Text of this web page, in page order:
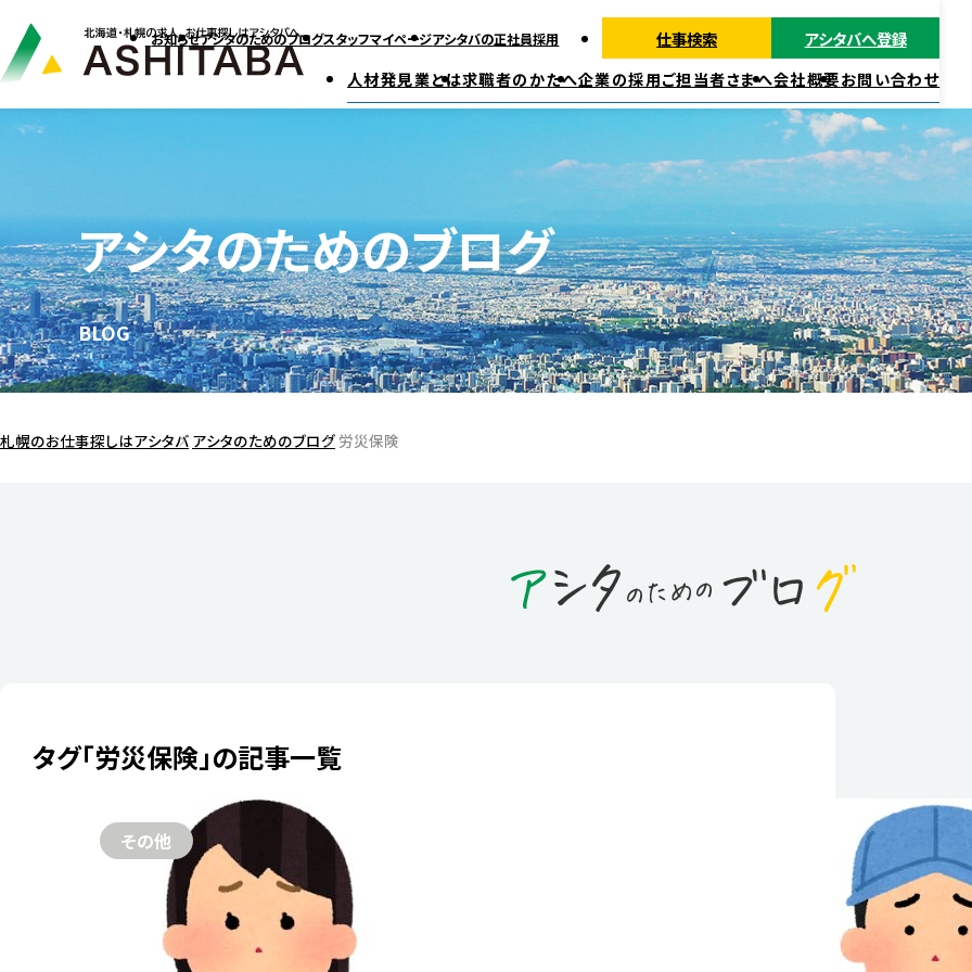
お知らせアシタのためのブログスタッフマイページアシタバの正社員採用 仕事検索
アシタバへ登録
人材発見業とは求職者のかたへ
派遣ではたらく
正社員・契約社員ではたらく
企業の採用ご担当者さまへ会社概要お問い合わせ
アシタのためのブログ
BLOG
札幌のお仕事探しはアシタバ アシタのためのブログ 労災保険
タグ「労災保険」の記事一覧
その他